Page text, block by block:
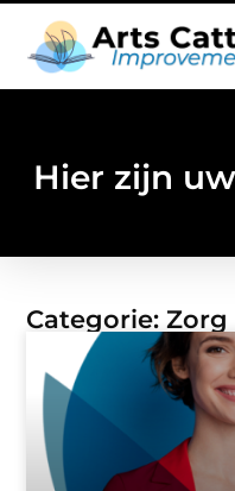
Hier zijn
Categorie: Zorg